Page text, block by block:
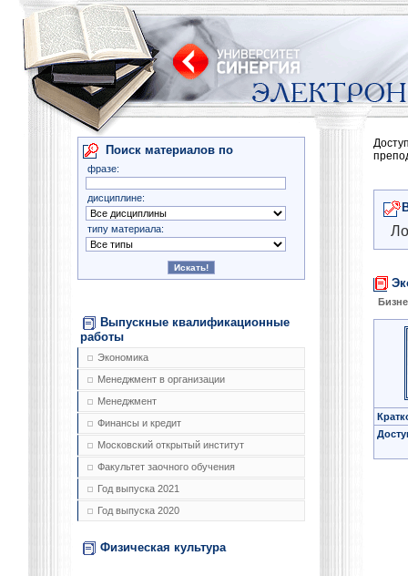
Поиск материалов по
фразе:
дисциплине:
типу материала:
Выпускные квалификационные
работы
Экономика
Менеджмент в организации
Менеджмент
Финансы и кредит
Московский открытый институт
Факультет заочного обучения
Год выпуска 2021
Год выпуска 2020
Физическая культура